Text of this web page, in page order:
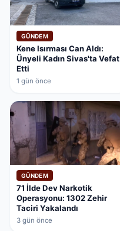
GÜNDEM
Kene Isırması Can Aldı:
Ünyeli Kadın Sivas'ta Vefat
Etti
1 gün önce
GÜNDEM
71 İlde Dev Narkotik
Operasyonu: 1302 Zehir
Taciri Yakalandı
3 gün önce